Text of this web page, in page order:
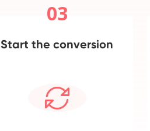
03
Start the conversion